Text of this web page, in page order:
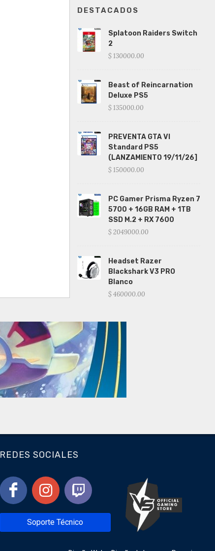
DESTACADOS
Splatoon Raiders Switch
2
$ 130000.00
Beast of Reincarnation
Deluxe PS5
$ 135000.00
PREVENTA GTA VI
Standard PS5
(LANZAMIENTO 19/11/26]
$ 150000.00
PC Gamer Prisma Ryzen 7
5700 + 16GB RAM + 1TB
SSD M.2 + RX 7600
$ 2049000.00
Headset Razer
Blackshark V3 PRO
Blanco
$ 460000.00
REDES SOCIALES
Soporte Técnico